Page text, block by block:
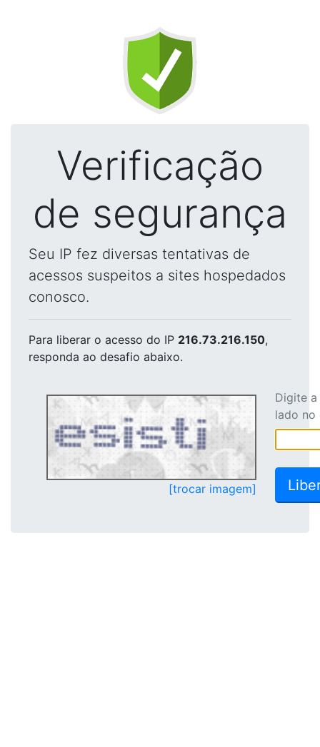
Verificação
de segurança
Seu IP fez diversas tentativas de
acessos suspeitos a sites hospedados
conosco.
Para liberar o acesso do IP 216.73.216.150,
responda ao desafio abaixo.
[trocar imagem]
Digite
lado no